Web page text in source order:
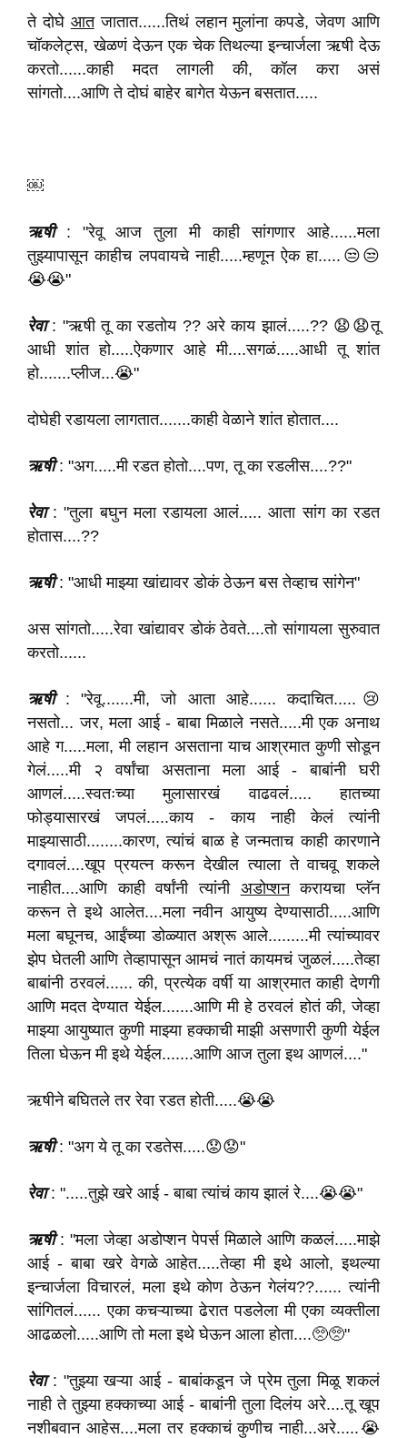
ते दोघे आतजातात......तिथं लहान मुलांना कपडे, जेवण आणि
चॉकलेट्स, खेळणं देऊन एक चेक तिथल्या इन्चार्जला ऋषी देऊ
करतो......काही मदत लागली की, कॉल करा असं
सांगतो....आणि ते दोघं बाहेर बागेत येऊन बसतात.....
￼
ऋषी: "रेवू आज तुला मी काही सांगणार आहे......मला
तुझ्यापासून काहीच लपवायचे नाही.....म्हणून ऐक हा.....😒😒
😭😭"
रेवा: "ऋषी तू का रडतोय ?? अरे काय झालं.....?? 😧😧तू
आधी शांत हो.....ऐकणार आहे मी....सगळं.....आधी तू शांत
हो.......प्लीज...😭"
दोघेही रडायला लागतात.......काही वेळाने शांत होतात....
ऋषी: "अग.....मी रडत होतो....पण, तू का रडलीस....??"
रेवा: "तुला बघुन मला रडायला आलं..... आता सांग का रडत
होतास....??
ऋषी: "आधी माझ्या खांद्यावर डोकं ठेऊन बस तेव्हाच सांगेन"
अस सांगतो.....रेवा खांद्यावर डोकं ठेवते....तो सांगायला सुरुवात
करतो......
ऋषी: "रेवू.......मी, जो आता आहे...... कदाचित.....😢
नसतो... जर, मला आई - बाबा मिळाले नसते.....मी एक अनाथ
आहे ग.....मला, मी लहान असताना याच आश्रमात कुणी सोडून
गेलं.....मी २ वर्षांचा असताना मला आई - बाबांनी घरी
आणलं.....स्वतःच्या मुलासारखं वाढवलं..... हातच्या
फोड्यासारखं जपलं.....काय - काय नाही केलं त्यांनी
माझ्यासाठी........कारण, त्यांचं बाळ हे जन्मताच काही कारणाने
दगावलं....खूप प्रयत्न करून देखील त्याला ते वाचवू शकले
नाहीत....आणि काही वर्षांनी त्यांनी अडोप्शनकरायचा प्लॅन
करून ते इथे आलेत....मला नवीन आयुष्य देण्यासाठी.....आणि
मला बघूनच, आईंच्या डोळ्यात अश्रू आले.........मी त्यांच्यावर
झेप घेतली आणि तेव्हापासून आमचं नातं कायमचं जुळलं.....तेव्हा
बाबांनी ठरवलं...... की, प्रत्येक वर्षी या आश्रमात काही देणगी
आणि मदत देण्यात येईल.......आणि मी हे ठरवलं होतं की, जेव्हा
माझ्या आयुष्यात कुणी माझ्या हक्काची माझी असणारी कुणी येईल
तिला घेऊन मी इथे येईल.......आणि आज तुला इथ आणलं...."
ऋषीने बघितले तर रेवा रडत होती.....😭😭
ऋषी: "अग ये तू का रडतेस.....😟😟"
रेवा: ".....तुझे खरे आई - बाबा त्यांचं काय झालं रे....😭😭"
ऋषी: "मला जेव्हा अडोप्शन पेपर्स मिळाले आणि कळलं.....माझे
आई - बाबा खरे वेगळे आहेत.....तेव्हा मी इथे आलो, इथल्या
इन्चार्जला विचारलं, मला इथे कोण ठेऊन गेलंय??...... त्यांनी
सांगितलं...... एका कचऱ्याच्या ढेरात पडलेला मी एका व्यक्तीला
आढळलो.....आणि तो मला इथे घेऊन आला होता....🥺🥺"
रेवा: "तुझ्या खऱ्या आई - बाबांकडून जे प्रेम तुला मिळू शकलं
नाही ते तुझ्या हक्काच्या आई - बाबांनी तुला दिलंय अरे....तू खूप
नशीबवान आहेस....मला तर हक्काचं कुणीच नाही...अरे.....😭